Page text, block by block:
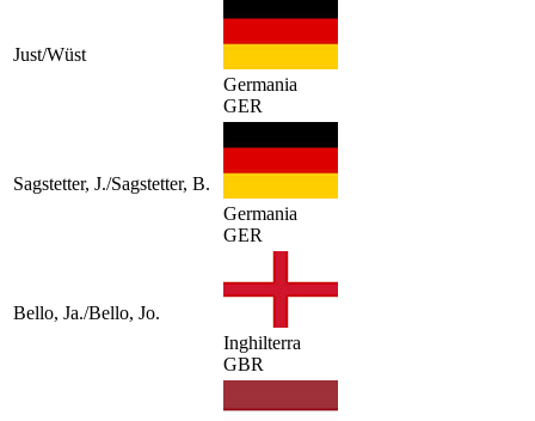
Just/Wüst
Germania
GER
Sagstetter, J./Sagstetter, B.
Germania
GER
Bello, Ja./Bello, Jo.
Inghilterra
GBR